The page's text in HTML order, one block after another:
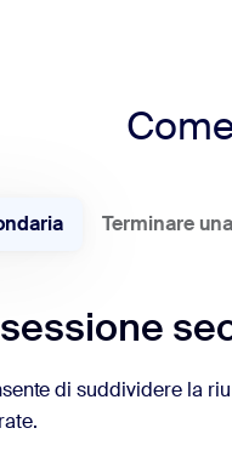
Terminare
di suddividere la